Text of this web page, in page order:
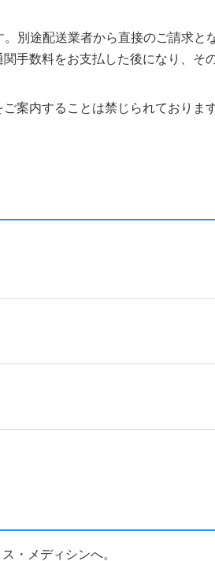
別途配送業者から直接のご請求
手数料をお支払した後になり、そ
案内することは禁じられておりま
・メディシンへ。